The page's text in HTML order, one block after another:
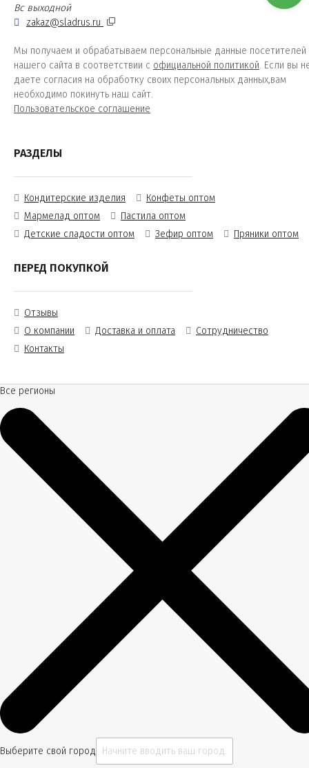
Вс выходной
zakaz@sladrus.ru
Мы получаем и обрабатываем персональные данные посетителей
нашего сайта в соответствии с официальной политикой. Если вы
даете согласия на обработку своих персональных данных,вам
необходимо покинуть наш сайт.
Пользовательское соглашение
РАЗДЕЛЫ
Кондитерские изделия
Конфеты оптом
Мармелад оптом
Пастила оптом
Детские сладости оптом
Зефир оптом Пряники оптом
ПЕРЕД ПОКУПКОЙ
Отзывы
О компании
Доставка и оплата
Сотрудничество
Контакты
Все регионы
Выберите свой город